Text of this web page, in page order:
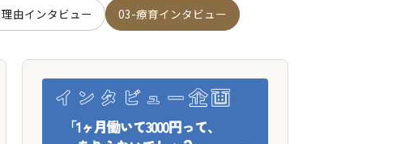
由インタビュー 03-療育インタビュー